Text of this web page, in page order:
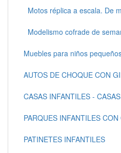
Motos réplica a escala. De
Modelismo cofrade de
Muebles para niños
AUTOS DE CHOQUE CON
CASAS INFANTILES -
PARQUES INFANTILES
PATINETES INFANTILES